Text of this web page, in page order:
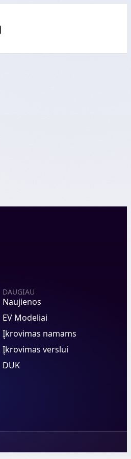
DAUGIAU
Naujienos
EV Modeliai
Įkrovimas namams
Įkrovimas verslui
DUK